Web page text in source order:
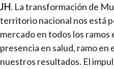
JH. La transformación de
territorio nacional nos está
mercado en todos los
presencia en salud, ramo
nuestros resultados. El